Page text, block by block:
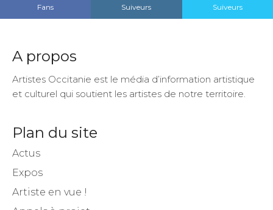
Artistes Occitanie est le média d’information artistique
Actus
Expos
Artiste en vue !
Appels à projet